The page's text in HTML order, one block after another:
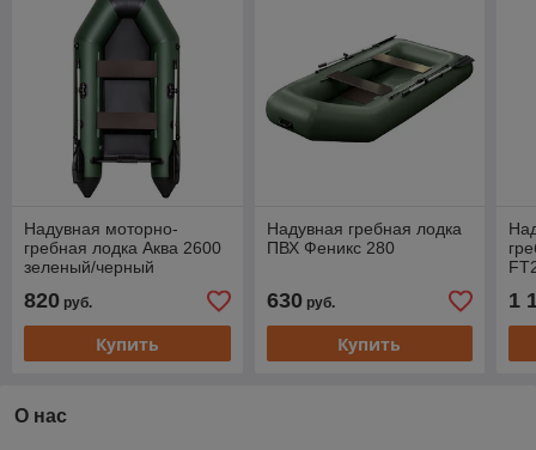
Надувная моторно-
гребная лодка Аква 2600
зеленый/черный
820 руб.
Купить
Надувная гребная лодка
ПВХ Феникс 280
630руб.
Купить
1
О нас